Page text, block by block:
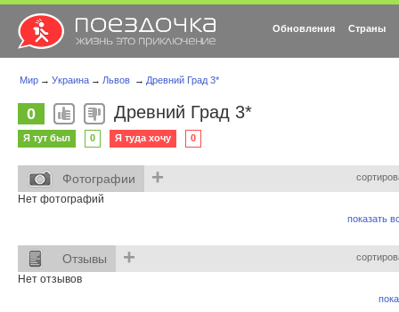
Обновления Страны
Мир → Украина → Львов → Древний Град 3*
0 Древний Град 3*
Я тут был 0 Я туда хочу 0
Фотографии +
Нет фотографий
показать
Отзывы +
Нет отзывов